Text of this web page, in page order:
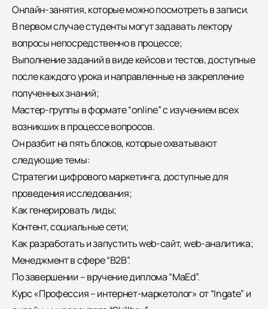
Онлайн-занятия, которые можно посмотреть в записи.
В первом случае студенты могут задавать лектору
вопросы непосредственно в процессе;
Выполнение заданий в виде кейсов и тестов, доступные
после каждого урока и направленные на закрепление
полученных знаний;
Мастер-группы в формате “online” с изучением всех
возникших в процессе вопросов.
Он разбит на пять блоков, которые охватывают
следующие темы:
Стратегии цифрового маркетинга, доступные для
проведения исследования;
Как генерировать лиды;
Контент, социальные сети;
Как разработать и запустить web-сайт, web-аналитика;
Менеджмент в сфере “B2B”.
По завершении – вручение диплома “MaEd”.
Курс «Профессия – интернет-маркетолог» от “Ingate” и